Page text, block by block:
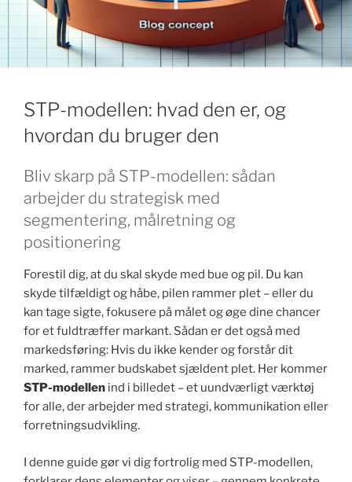
STP-modellen: hvad den er, og
hvordan du bruger den
Bliv skarp på STP-modellen: sådan
arbejder du strategisk med
segmentering, målretning og
positionering
Forestil dig, at du skal skyde med bue og pil. Du kan
skyde tilfældigt og håbe, pilen rammer plet – eller du
kan tage sigte, fokusere på målet og øge dine chancer
for et fuldtræffer markant. Sådan er det også med
markedsføring: Hvis du ikke kender og forstår dit
marked, rammer budskabet sjældent plet. Her kommer
STP-modellen ind i billedet – et uundværligt værktøj
for alle, der arbejder med strategi, kommunikation eller
forretningsudvikling.
I denne guide gør vi dig fortrolig med STP-modellen,